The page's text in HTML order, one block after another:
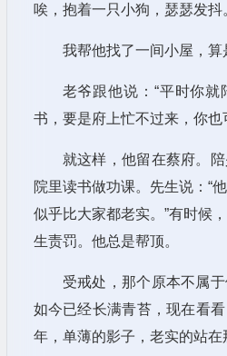
唉，抱着一只小狗，瑟瑟发抖
我帮他找了一间小屋，算
老爷跟他说：“平时你
书，要是府上忙不过来，你也
就这样，他留在蔡府。
院里读书做功课。先生说：“
似乎比大家都老实。”有时候
生责罚。他总是帮顶。
受戒处，那个原本不属
如今已经长满青苔，现在看
年，单薄的影子，老实的站在